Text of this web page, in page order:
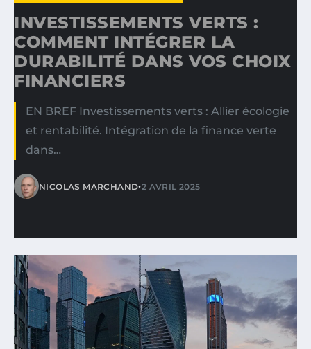
INVESTISSEMENTS VERTS :
COMMENT INTÉGRER LA
DURABILITÉ DANS VOS CHOIX
FINANCIERS
EN BREF Investissements verts : Allier écologie
et rentabilité. Intégration de la finance verte
dans…
NICOLAS MARCHAND•2 AVRIL 2025